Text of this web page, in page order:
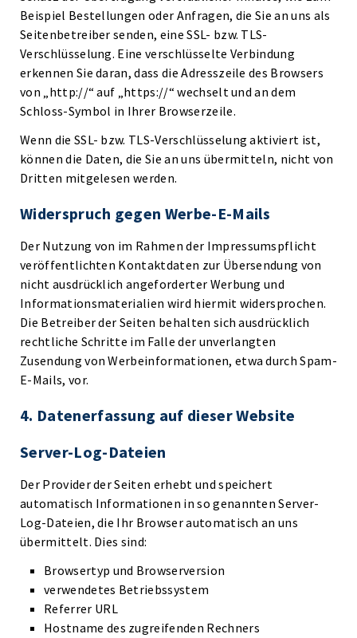
Beispiel Bestellungen oder Anfragen, die Sie an uns als
Seitenbetreiber senden, eine SSL- bzw. TLS-
Verschlüsselung. Eine verschlüsselte Verbindung
erkennen Sie daran, dass die Adresszeile des Browsers
von „http://“ auf „https://“ wechselt und an dem
Schloss-Symbol in Ihrer Browserzeile.
Wenn die SSL- bzw. TLS-Verschlüsselung aktiviert ist,
können die Daten, die Sie an uns übermitteln, nicht von
Dritten mitgelesen werden.
Widerspruch gegen Werbe-E-Mails
Der Nutzung von im Rahmen der Impressumspflicht
veröffentlichten Kontaktdaten zur Übersendung von
nicht ausdrücklich angeforderter Werbung und
Informationsmaterialien wird hiermit widersprochen.
Die Betreiber der Seiten behalten sich ausdrücklich
rechtliche Schritte im Falle der unverlangten
Zusendung von Werbeinformationen, etwa durch Spam-
E-Mails, vor.
4. Datenerfassung auf dieser Website
Server-Log-Dateien
Der Provider der Seiten erhebt und speichert
automatisch Informationen in so genannten Server-
Log-Dateien, die Ihr Browser automatisch an uns
übermittelt. Dies sind:
Browsertyp und Browserversion
verwendetes Betriebssystem
Referrer URL
Hostname des zugreifenden Rechners